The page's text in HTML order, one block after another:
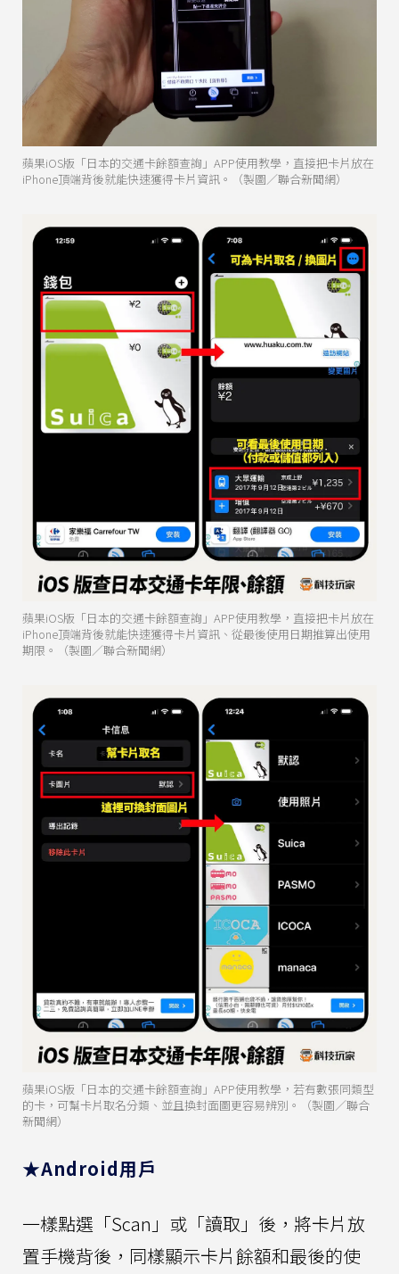
蘋果iOS版「日本的交通卡餘額查詢」APP使用教學，直接把卡片放在
iPhone頂端背後就能快速獲得卡片資訊。（製圖／聯合新聞網）
蘋果iOS版「日本的交通卡餘額查詢」APP使用教學，直接把卡片放在
iPhone頂端背後就能快速獲得卡片資訊、從最後使用日期推算出使用
期限。（製圖／聯合新聞網）
蘋果iOS版「日本的交通卡餘額查詢」APP使用教學，若有數張同類型
的卡，可幫卡片取名分類、並且換封面圖更容易辨別。（製圖／聯合
新聞網）
★Android用戶
一樣點選「Scan」或「讀取」後，將卡片放
置手機背後，同樣顯示卡片餘額和最後的使